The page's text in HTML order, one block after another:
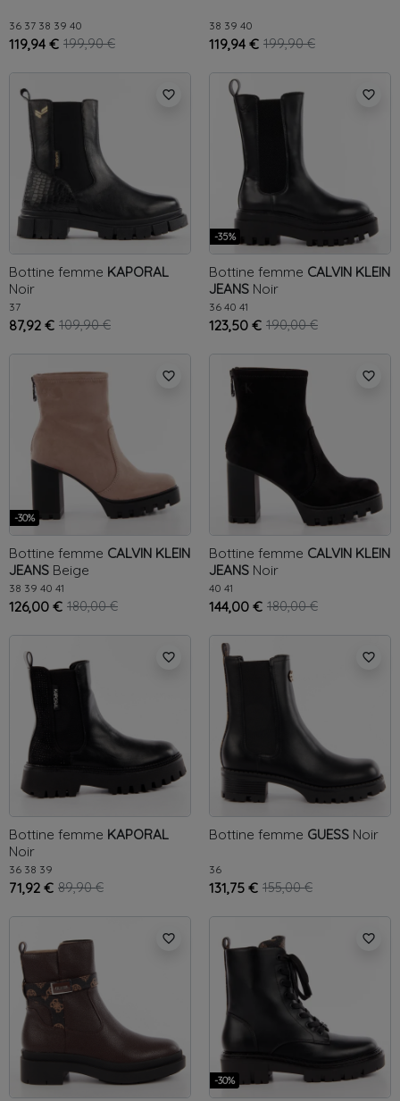
36 37 38 39 40
119,94 € 199,90 €
38 39 40
119,94 € 199,90 €
favorite_border
Bottine femme KAPORAL
Noir
37
87,92 € 109,90 €
favorite_border
-35%
Bottine femme CALVIN KLEIN
JEANS Noir
36 40 41
123,50 € 190,00 €
favorite_border
-30%
Bottine femme CALVIN KLEIN
JEANS Beige
38 39 40 41
126,00 € 180,00 €
favorite_border
Bottine femme CALVIN KLEIN
JEANS Noir
40 41
144,00 € 180,00 €
favorite_border
Bottine femme KAPORAL
Noir
36 38 39
71,92 € 89,90 €
favorite_border
Bottine femme GUESS Noir
36
131,75 € 155,00 €
favorite_border favorite_border
-30%